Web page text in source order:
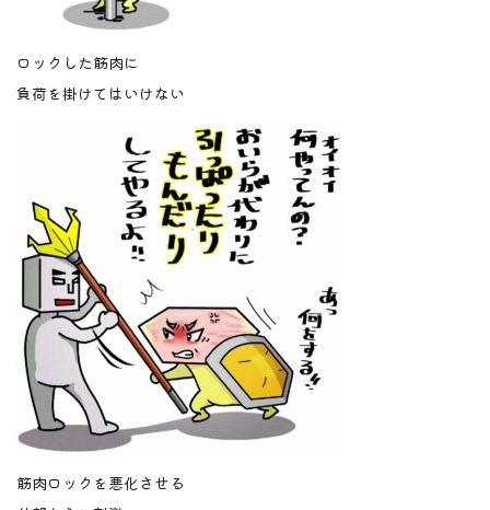
ロックした筋肉に
負荷を掛けてはいけない
筋肉ロックを悪化させる